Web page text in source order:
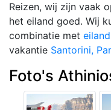
Reizen, wij zijn vaak
het eiland goed. Wij
combinatie met
vakantie Santorini,
Foto's